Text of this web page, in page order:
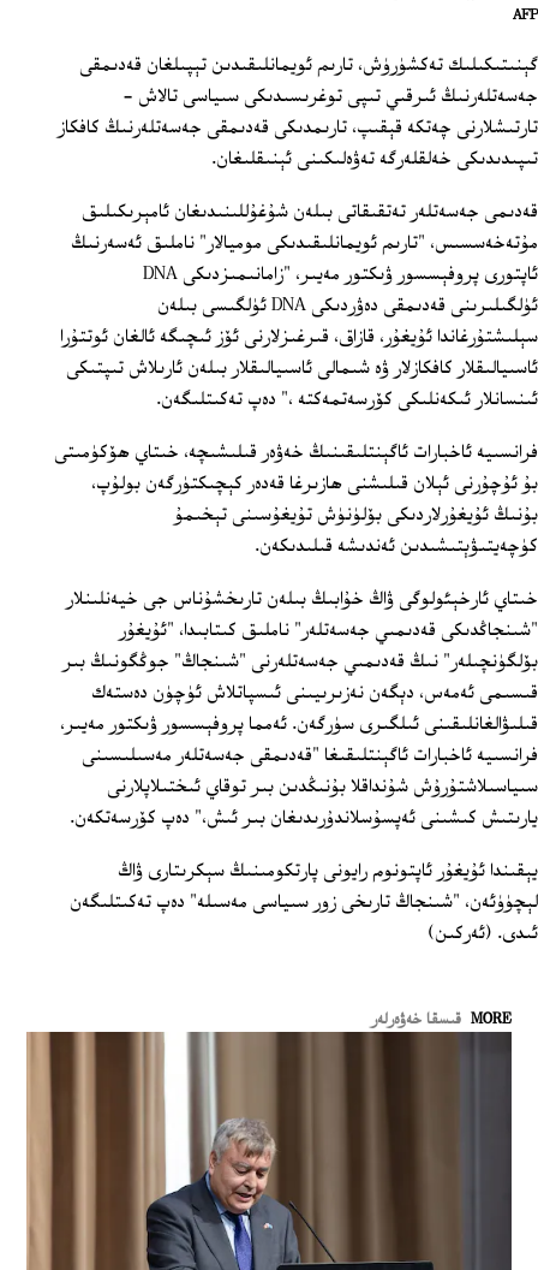
AFP
گېنىتىكىلىك تەكشۈرۈش، تارىم ئويمانلىقىدىن تېپىلغان قەدىمقى
جەسەتلەرنىڭ ئىرقىي تىپى توغرىسىدىكى سىياسى تالاش -
تارتىشلارنى چەتكە قېقىپ، تارىمدىكى قەدىمقى جەسەتلەرنىڭ كافكاز
تىپىدىدىكى خەلقلەرگە تەۋەلىكىنى ئېنىقلىغان.
قەدىمى جەسەتلەر تەتقىقاتى بىلەن شۇغۇللىنىدىغان ئامېرىكىلىق
مۇتەخەسسىس، "تارىم ئويمانلىقىدىكى موميالار" ناملىق ئەسەرنىڭ
ئاپتورى پروفېسسور ۋىكتور مەيىر، "زامانىمىزدىكى DNA
ئۈلگىلىرىنى قەدىمقى دەۋردىكى DNA ئۈلگىسى بىلەن
سېلىشتۇرغاندا ئۇيغۇر، قازاق، قىرغىزلارنى ئۆز ئىچىگە ئالغان ئوتتۇرا
ئاسىيالىقلار كافكازلار ۋە شىمالى ئاسىيالىقلار بىلەن ئارىلاش تىپتىكى
ئىنسانلار ئىكەنلىكى كۆرسەتمەكتە ،" دەپ تەكىتلىگەن.
فرانسىيە ئاخبارات ئاگېنتلىقىنىڭ خەۋەر قىلىشىچە، خىتاي ھۆكۈمىتى
بۇ ئۇچۇرنى ئېلان قىلىشنى ھازىرغا قەدەر كېچىكتۈرگەن بولۇپ،
بۇنىڭ ئۇيغۇرلاردىكى بۆلۈنۈش تۇيغۇسىنى تېخىمۇ
كۈچەيتىۋېتىشىدىن ئەندىشە قىلىدىكەن.
خىتاي ئارخېئولوگى ۋاڭ خۇابىڭ بىلەن تارىخشۇناس جى خيەنلىنلار
"شىنجاڭدىكى قەدىمىي جەسەتلەر" ناملىق كىتابىدا، "ئۇيغۇر
بۆلگۈنچىلەر" نىڭ قەدىمىي جەسەتلەرنى "شىنجاڭ" جوڭگونىڭ بىر
قىسىمى ئەمەس، دېگەن نەزىرىيىنى ئىسپاتلاش ئۈچۈن دەستەك
قىلىۋالغانلىقىنى ئىلگىرى سۈرگەن. ئەمما پروفېسسور ۋىكتور مەيىر،
فرانسىيە ئاخبارات ئاگېنتلىقىغا "قەدىمقى جەسەتلەر مەسىلىسىنى
سىياسىلاشتۇرۇش شۇنداقلا بۇنىڭدىن بىر توقاي ئىختىلاپلارنى
يارىتىش كىشىنى ئەپسۇسلاندۇرىدىغان بىر ئىش،" دەپ كۆرسەتكەن.
يېقىندا ئۇيغۇر ئاپتونوم رايونى پارتكومىنىڭ سېكرىتارى ۋاڭ
لېچۈۈئەن، "شىنجاڭ تارىخى زور سىياسى مەسىلە" دەپ تەكىتلىگەن
ئىدى. (ئەركىن)
MORE قىسقا خەۋەرلەر